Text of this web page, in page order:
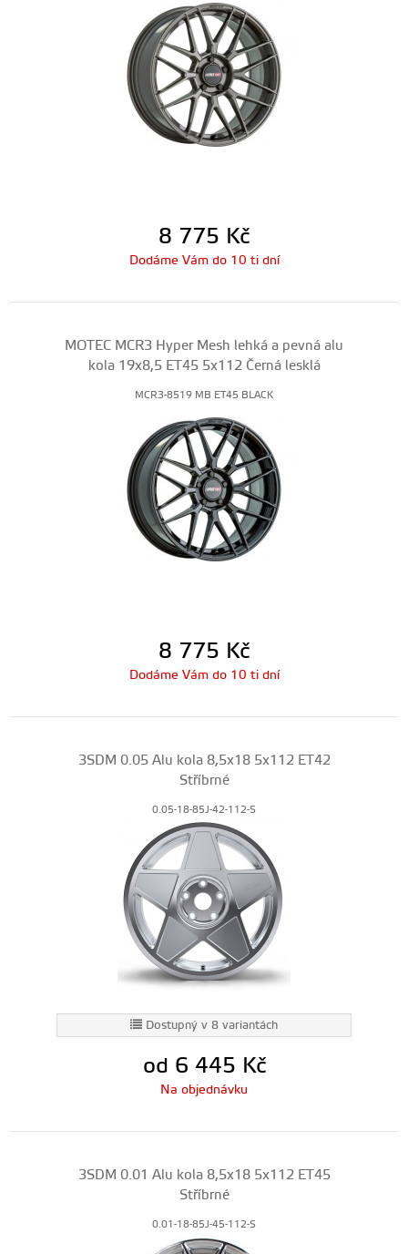
8 775 Kč
Dodáme Vám do 10 ti dní
MOTEC MCR3 Hyper Mesh lehká a pevná alu
kola 19x8,5 ET45 5x112 Černá lesklá
MCR3-8519 MB ET45 BLACK
8 775 Kč
Dodáme Vám do 10 ti dní
3SDM 0.05 Alu kola 8,5x18 5x112 ET42
Stříbrné
0.05-18-85J-42-112-S
Dostupný v 8 variantách
od 6 445 Kč
Na objednávku
3SDM 0.01 Alu kola 8,5x18 5x112 ET45
Stříbrné
0.01-18-85J-45-112-S